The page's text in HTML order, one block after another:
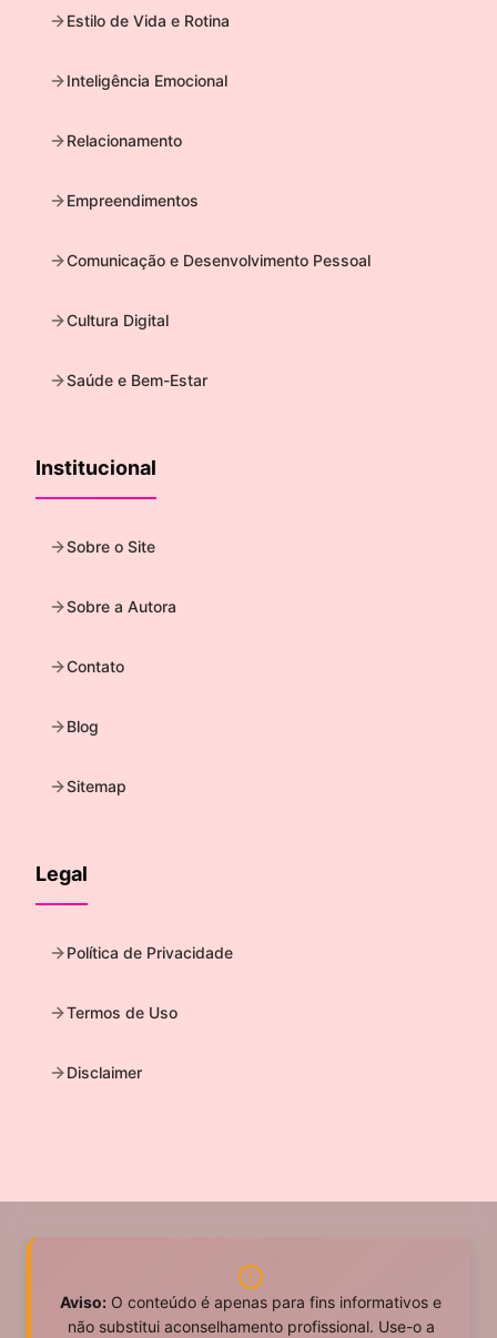
Estilo de Vida e Rotina
Inteligência Emocional
Relacionamento
Empreendimentos
Comunicação e Desenvolvimento Pessoal
Cultura Digital
Saúde e Bem-Estar
Institucional
Sobre o Site
Sobre a Autora
Contato
Blog
Sitemap
Legal
Política de Privacidade
Termos de Uso
Disclaimer
Aviso: O conteúdo é apenas para fins informativos e
não substitui aconselhamento profissional. Use-o a